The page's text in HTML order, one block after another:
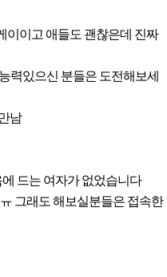
이이고 애들도 괜찮은데 진짜
력있으신 분들은 도전해보세
남
드는 여자가 없었습니다
그래도 해보실분들은 접속한